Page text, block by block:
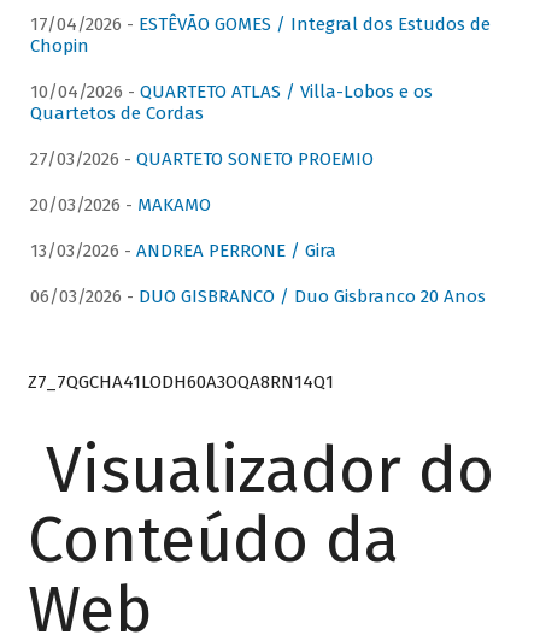
17/04/2026 - ESTÊVÃO GOMES / Integral dos Estudos de
Chopin
10/04/2026 - QUARTETO ATLAS / Villa-Lobos e os
Quartetos de Cordas
27/03/2026 - QUARTETO SONETO PROEMIO
20/03/2026 - MAKAMO
13/03/2026 - ANDREA PERRONE / Gira
06/03/2026 - DUO GISBRANCO / Duo Gisbranco 20 Anos
Z7_7QGCHA41LODH60A3OQA8RN14Q1
Visualizador do
Conteúdo da
Web